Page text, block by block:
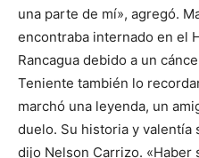
una parte de mí», agregó.
encontraba internado en el
Rancagua debido a un
Teniente también lo
marchó una leyenda, un
duelo. Su historia y valentía
dijo Nelson Carrizo. «Haber